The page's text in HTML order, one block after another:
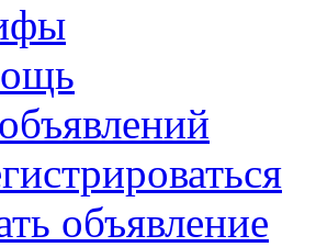
объявление